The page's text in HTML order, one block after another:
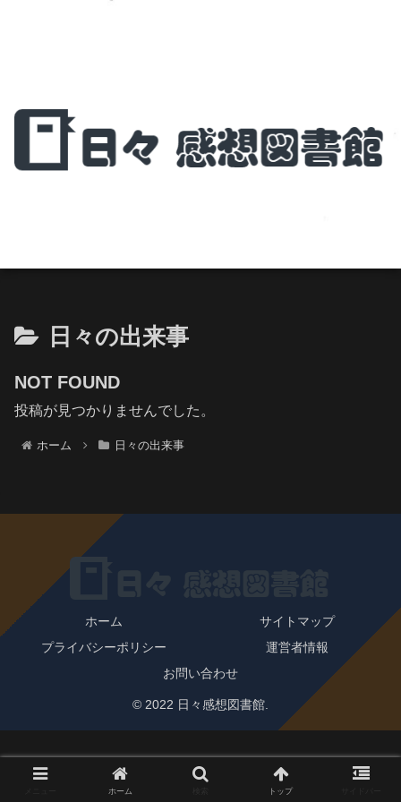
日々の出来事
NOT FOUND
投稿が見つかりませんでした。
ホーム 日々の出来事
ホーム
サイトマップ
プライバシーポリシー
運営者情報
お問い合わせ
© 2022 日々感想図書館.
ホーム トップ